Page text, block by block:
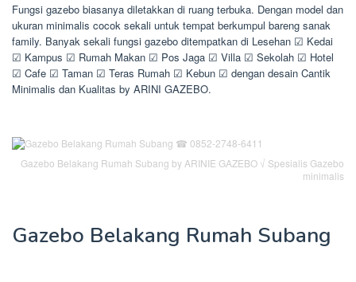
Fungsi gazebo biasanya diletakkan di ruang terbuka. Dengan model dan
ukuran minimalis cocok sekali untuk tempat berkumpul bareng sanak
family. Banyak sekali fungsi gazebo ditempatkan di Lesehan ☑ Kedai
☑ Kampus ☑ Rumah Makan ☑ Pos Jaga ☑ Villa ☑ Sekolah ☑ Hotel
☑ Cafe ☑ Taman ☑ Teras Rumah ☑ Kebun ☑ dengan desain Cantik
Minimalis dan Kualitas by ARINI GAZEBO.
Gazebo Belakang Rumah Subang by ARINIE GAZEBO √ Spesialis Gazebo
minimalis
Gazebo Belakang Rumah Subang